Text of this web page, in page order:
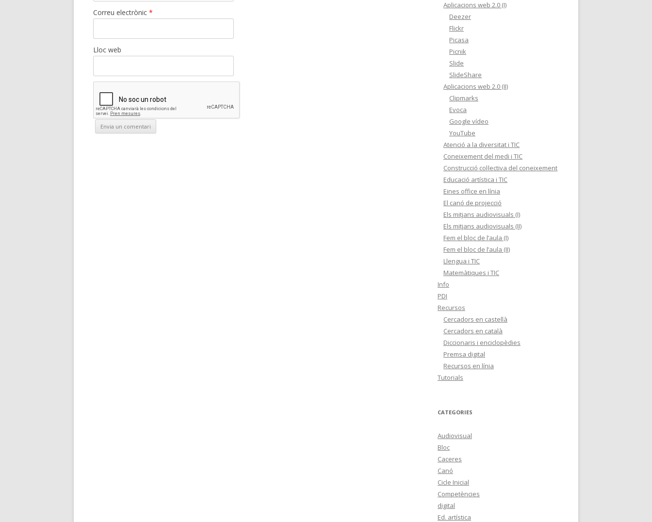
Correu electrònic *
Lloc web
Aplicacions web 2.0 (I)
Deezer
Flickr
Picasa
Picnik
Slide
SlideShare
Aplicacions web 2.0 (II)
Clipmarks
Evoca
Google vídeo
YouTube
Atenció a la diversitat i TIC
Coneixement del medi i TIC
Construcció col·lectiva del coneixement
Educació artística i TIC
Eines office en línia
El canó de projecció
Els mitjans audiovisuals (I)
Els mitjans audiovisuals (II)
Fem el bloc de l’aula (I)
Fem el bloc de l’aula (II)
Llengua i TIC
Matemàtiques i TIC
Info
PDI
Recursos
Cercadors en castellà
Cercadors en català
Diccionaris i enciclopèdies
Premsa digital
Recursos en línia
Tutorials
CATEGORIES
Audiovisual
Bloc
Caceres
Canó
Cicle Inicial
Competències
digital
Ed. artística